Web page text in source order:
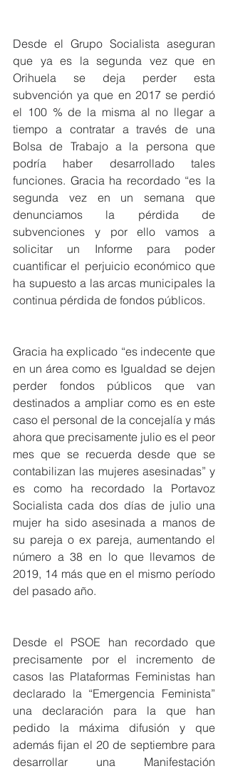
Desde el Grupo Socialista aseguran
que ya es la segunda vez que en
Orihuela se deja perder esta
subvención ya que en 2017 se perdió
el 100 % de la misma al no llegar a
tiempo a contratar a través de una
Bolsa de Trabajo a la persona que
podría haber desarrollado tales
funciones. Gracia ha recordado “es la
segunda vez en un semana que
denunciamos la pérdida de
subvenciones y por ello vamos a
solicitar un Informe para poder
cuantificar el perjuicio económico que
ha supuesto a las arcas municipales la
continua pérdida de fondos públicos.
Gracia ha explicado “es indecente que
en un área como es Igualdad se dejen
perder fondos públicos que van
destinados a ampliar como es en este
caso el personal de la concejalía y más
ahora que precisamente julio es el peor
mes que se recuerda desde que se
contabilizan las mujeres asesinadas” y
es como ha recordado la Portavoz
Socialista cada dos días de julio una
mujer ha sido asesinada a manos de
su pareja o ex pareja, aumentando el
número a 38 en lo que llevamos de
2019, 14 más que en el mismo período
del pasado año.
Desde el PSOE han recordado que
precisamente por el incremento de
casos las Plataformas Feministas han
declarado la “Emergencia Feminista”
una declaración para la que han
pedido la máxima difusión y que
además fijan el 20 de septiembre para
desarrollar una Manifestación